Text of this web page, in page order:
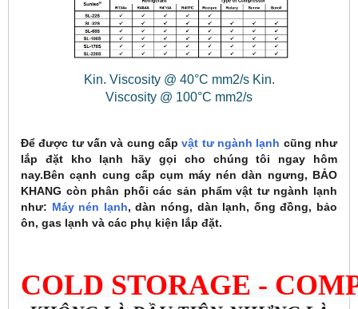
Kin. Viscosity @ 40°C mm2/s Kin.
Viscosity @ 100°C mm2/s
Để được tư vấn và cung cấpvật tư ngành lạnh cũng như
lắp đặt kho lạnh hãy gọi cho chúng tôi ngay hôm
nay.Bên cạnh cung cấp cụm máy nén dàn ngưng, BẢO
KHANG còn phân phối các sản phẩm vật tư ngành lạnh
như: Máy nén lạnh, dàn nóng, dàn lạnh, ống đồng, bảo
ôn, gas lạnh và các phụ kiện lắp đặt.
COLD STORAGE -